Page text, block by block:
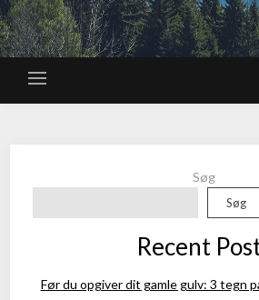
Søg
Søg
Recent
Før du opgiver dit gamle gulv: 3 tegn